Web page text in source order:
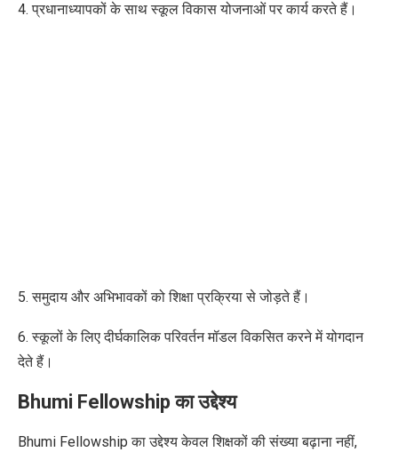
4. प्रधानाध्यापकों के साथ स्कूल विकास योजनाओं पर कार्य करते हैं।
5. समुदाय और अभिभावकों को शिक्षा प्रक्रिया से जोड़ते हैं।
6. स्कूलों के लिए दीर्घकालिक परिवर्तन मॉडल विकसित करने में योगदान
देते हैं।
Bhumi Fellowship का उद्देश्य
Bhumi Fellowship का उद्देश्य केवल शिक्षकों की संख्या बढ़ाना नहीं,